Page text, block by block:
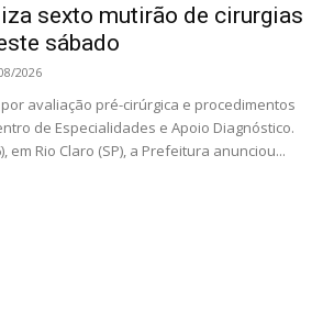
sexto mutirão de cirurgias
sábado
2026
avaliação pré-cirúrgica e procedimentos
de Especialidades e Apoio Diagnóstico.
em Rio Claro (SP), a Prefeitura anunciou...